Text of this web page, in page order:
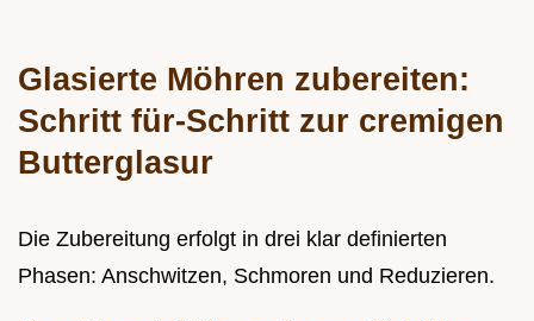
Glasierte Möhren zubereiten:
Schritt für-Schritt zur cremigen
Butterglasur
Die Zubereitung erfolgt in drei klar definierten
Phasen: Anschwitzen, Schmoren und Reduzieren.